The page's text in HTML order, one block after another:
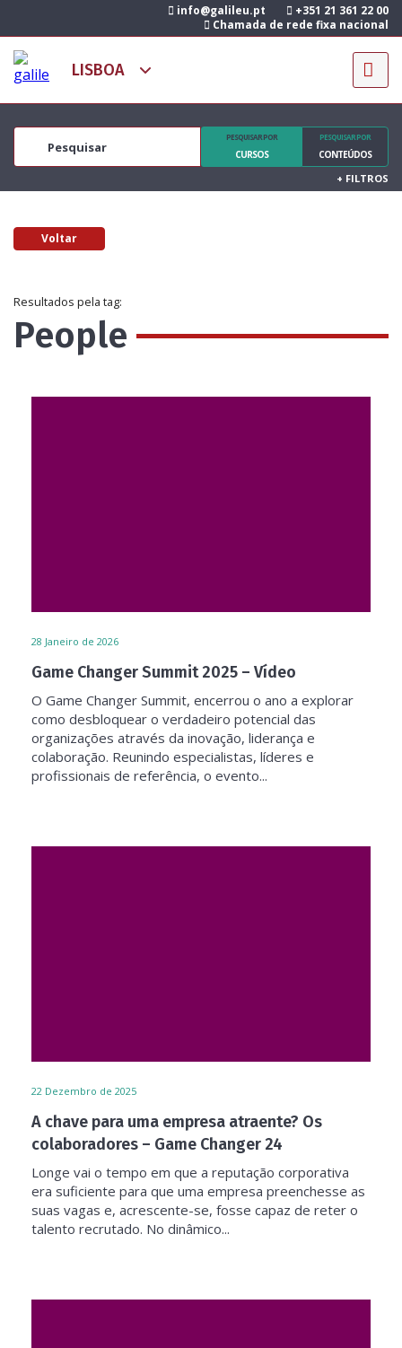
info@galileu.pt
+351 21 361 22 00
Chamada de rede fixa nacional
PESQUISAR POR
CURSOS
PESQUISAR POR
CONTEÚDOS
+ FILTROS
Voltar
Resultados pela tag:
People
28 Janeiro de 2026
Game Changer Summit 2025 – Vídeo
O Game Changer Summit, encerrou o ano a explorar
como desbloquear o verdadeiro potencial das
organizações através da inovação, liderança e
colaboração. Reunindo especialistas, líderes e
profissionais de referência, o evento...
22 Dezembro de 2025
A chave para uma empresa atraente? Os
colaboradores – Game Changer 24
Longe vai o tempo em que a reputação corporativa
era suficiente para que uma empresa preenchesse as
suas vagas e, acrescente-se, fosse capaz de reter o
talento recrutado. No dinâmico...